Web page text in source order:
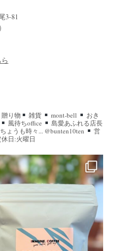
3-81
贈り物 雑貨 mont-bell
おき
風待ちoffice
島愛あふれる店長
ょうも時々... @bunten10ten
営
休日:火曜日